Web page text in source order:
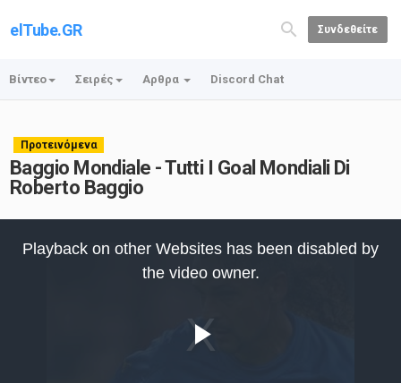
elTube.GR Συνδεθείτε
Βίντεο Σειρές Αρθρα Discord Chat
Προτεινόμενα
Baggio Mondiale - Tutti I Goal Mondiali Di
Roberto Baggio
Playback on other Websites has been disabled by
the video owner.